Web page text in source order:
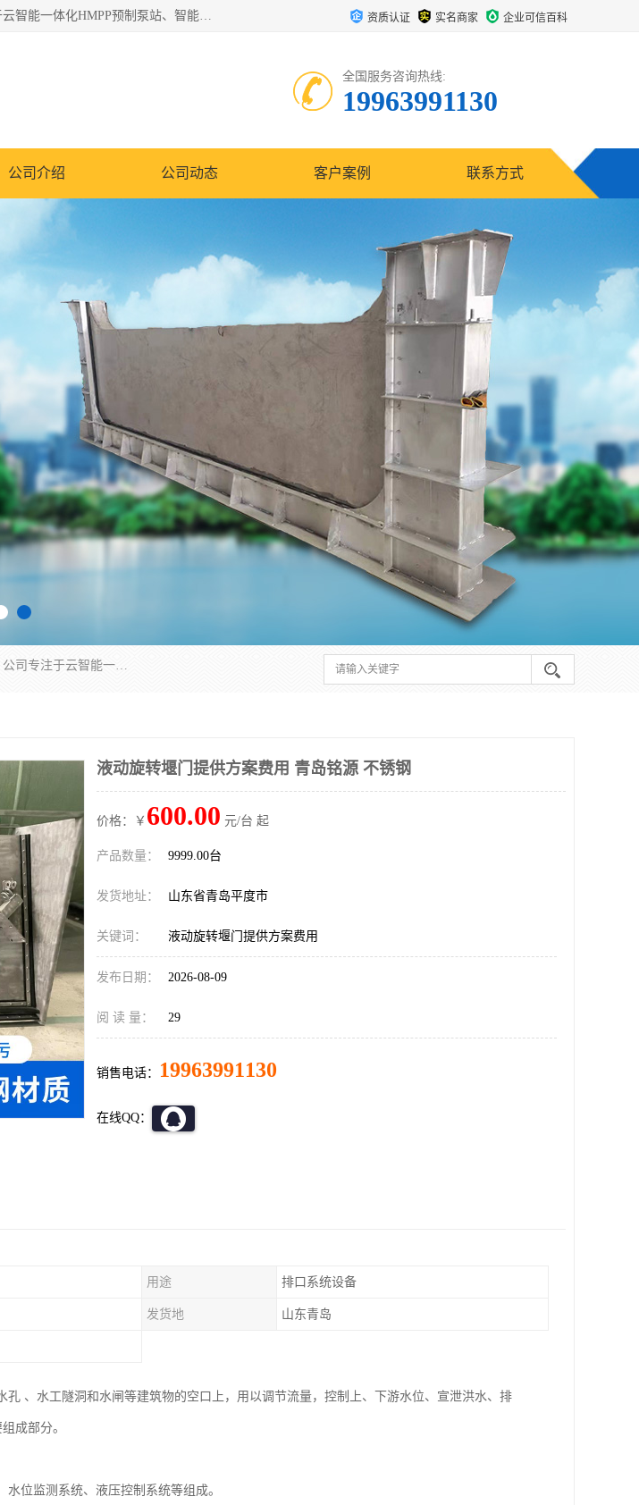
青岛铭源环保科技有限公司是一家专注于环保与智慧水务领域的先进科技企业，公司专注于云智能一体化HMPP预制泵站、智能截流井设备、调蓄池雨洪管理设备、水务循环利用、云智慧水务开发及新型环保技术研发等领域。 资质认证 实名商家 企业可信百科
全国服务咨询热线:
19963991130
公司介绍 公司动态 客户案例 联系方式
青岛铭源环保科技有限公司是一家专注于环保与智慧水务领域的先进科技企业，公司专注于云智能一体化HMPP预制泵站、智能截流井设备、调蓄池雨洪管理设备、水务循环利用、云智慧水务开发及新型环保技术研发等领域。
液动旋转堰门提供方案费用 青岛铭源 不锈钢
价格：￥ 600.00 元/台 起
产品数量： 9999.00台
发货地址： 山东省青岛平度市
关键词： 液动旋转堰门提供方案费用
发布日期： 2026-08-09
阅 读 量： 29
销售电话： 19963991130
在线QQ：
用途 排口系统设备
发货地 山东青岛
孔 、水工隧洞和水闸等建筑物的空口上，用以调节流量，控制上、下游水位、宣泄洪水、排
成部分。
位监测系统、液压控制系统等组成。